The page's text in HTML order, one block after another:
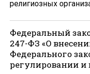
религиозных
Федеральный
247-ФЗ «О
Федерального
регулировании и